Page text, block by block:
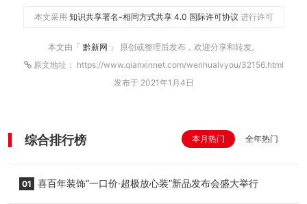
本文采用 知识共享署名-相同方式共享 4.0 国际许可协议 进行许可
本文由「 黔新网 」 原创或整理后发布，欢迎分享和转发。
原文地址： https://www.qianxinnet.com/wenhualvyou/32156.html
发布于 2021年1月4日
综合排行榜 本月热门 全年热门
01 喜百年装饰“一口价·超极放心装”新品发布会盛大举行